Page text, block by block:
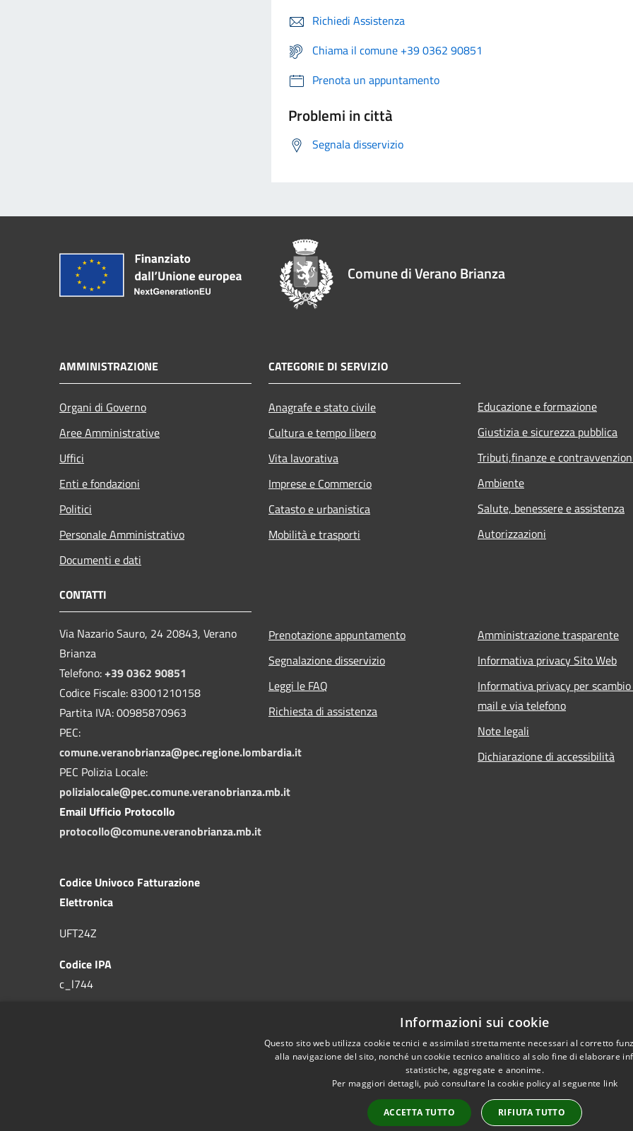
Richiedi Assistenza
Chiama il comune +39 0362 90851
Prenota un appuntamento
Problemi in città
Segnala disservizio
Comune di Verano Brianza
AMMINISTRAZIONE
Organi di Governo
Aree Amministrative
Uffici
Enti e fondazioni
Politici
Personale Amministrativo
Documenti e dati
CATEGORIE DI SERVIZIO
Anagrafe e stato civile
Cultura e tempo libero
Vita lavorativa
Imprese e Commercio
Catasto e urbanistica
Mobilità e trasporti
Educazione e formazione
Giustizia e sicurezza pubblica
Tributi,finanze e
Ambiente
Salute, benessere e assistenza
Autorizzazioni
CONTATTI
Via Nazario Sauro, 24 20843, Verano
Brianza
Telefono:+39 0362 90851
Codice Fiscale: 83001210158
Partita IVA: 00985870963
PEC:
comune.veranobrianza@pec.regione.lombardia.it
PEC Polizia Locale:
polizialocale@pec.comune.veranobrianza.mb.it
Email Ufficio Protocollo
protocollo@comune.veranobrianza.mb.it
Codice Univoco Fatturazione
Elettronica
UFT24Z
Codice IPA
c_l744
Prenotazione appuntamento
Segnalazione disservizio
Leggi le FAQ
Richiesta di assistenza
Amministrazione trasparente
Informativa privacy Sito Web
Informativa privacy per
mail e via telefono
Note legali
Dichiarazione di accessibilità
Copyright © 2026 •
Informazioni sui cookie
Questo sito web utilizza cookie tecnici e assimilati strettamente necessari al corretto
alla navigazione del sito, nonché un cookie tecnico analitico al solo fine di elaborare
statistiche, aggregate e anonime.
Per maggiori dettagli, può consultare la cookie policy al seguente link
ACCETTA TUTTO RIFIUTA TUTTO